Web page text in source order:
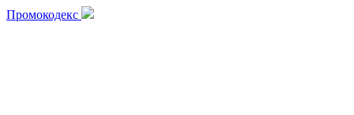
Промокодекс